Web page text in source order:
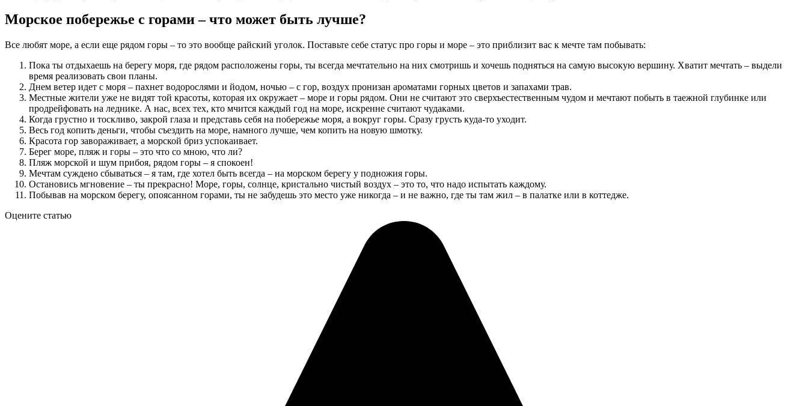
Морское побережье с горами – что может быть лучше?
Все любят море, а если еще рядом горы – то это вообще райский уголок. Поставьте себе статус про горы и море – это приблизит вас к мечте там побывать:
Пока ты отдыхаешь на берегу моря, где рядом расположены горы, ты всегда мечтательно на них смотришь и хочешь подняться на самую высокую вершину. Хватит мечтать – выдели
время реализовать свои планы.
Днем ветер идет с моря – пахнет водорослями и йодом, ночью – с гор, воздух пронизан ароматами горных цветов и запахами трав.
Местные жители уже не видят той красоты, которая их окружает – море и горы рядом. Они не считают это сверхъестественным чудом и мечтают побыть в таежной глубинке или
продрейфовать на леднике. А нас, всех тех, кто мчится каждый год на море, искренне считают чудаками.
Когда грустно и тоскливо, закрой глаза и представь себя на побережье моря, а вокруг горы. Сразу грусть куда-то уходит.
Весь год копить деньги, чтобы съездить на море, намного лучше, чем копить на новую шмотку.
Красота гор завораживает, а морской бриз успокаивает.
Берег море, пляж и горы – это что со мною, что ли?
Пляж морской и шум прибоя, рядом горы – я спокоен!
Мечтам суждено сбываться – я там, где хотел быть всегда – на морском берегу у подножия горы.
Остановись мгновение – ты прекрасно! Море, горы, солнце, кристально чистый воздух – это то, что надо испытать каждому.
Побывав на морском берегу, опоясанном горами, ты не забудешь это место уже никогда – и не важно, где ты там жил – в палатке или в коттедже.
Оцените статью